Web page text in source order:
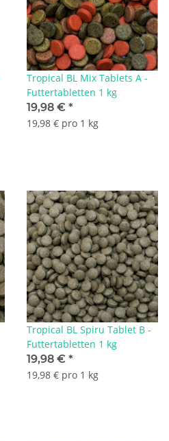
Tropical BL Mix Tablets A -
Futtertabletten 1 kg
19,98 € *
19,98 € pro 1 kg
Tropical BL Spiru Tablet B -
Futtertabletten 1 kg
19,98 € *
19,98 € pro 1 kg